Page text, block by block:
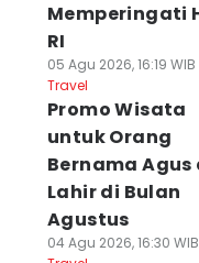
Memperingati
RI
05 Agu 2026, 16:19 WIB
Travel
Promo Wisata
untuk Orang
Bernama Agus
Lahir di Bulan
Agustus
04 Agu 2026, 16:30 WIB